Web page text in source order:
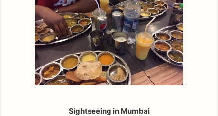
Sightseeing in Mumbai